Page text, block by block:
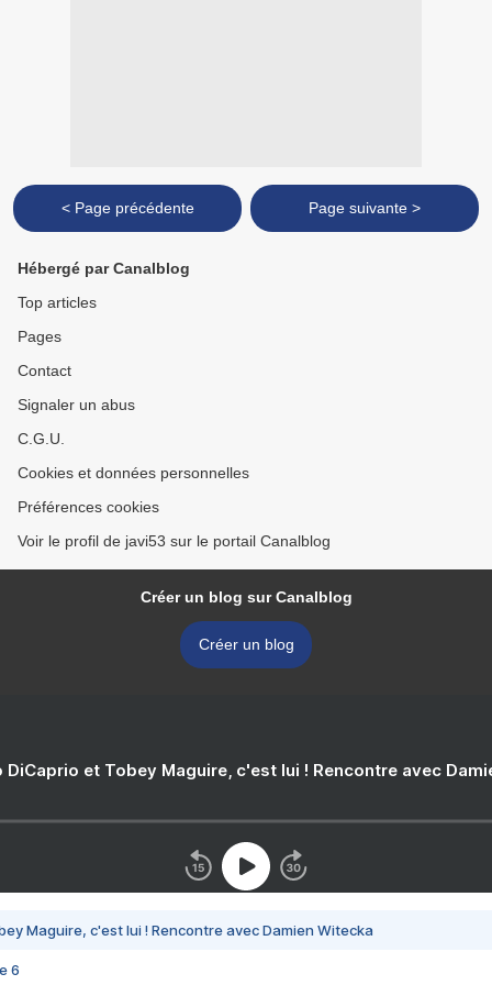
< Page précédente Page suivante >
Hébergé par Canalblog
Top articles
Pages
Contact
Signaler un abus
C.G.U.
Cookies et données personnelles
Préférences cookies
Voir le profil de javi53 sur le portail Canalblog
Créer un blog sur Canalblog
Créer un blog
DiCaprio et Tobey Maguire, c'est lui ! Rencontre avec
Maguire, c'est lui ! Rencontre avec Damien Witecka
6